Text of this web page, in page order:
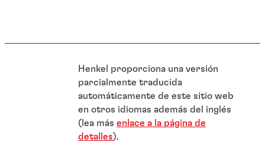
Henkel proporciona una versión
parcialmente traducida
automáticamente de este sitio web
en otros idiomas además del inglés
(lea más enlace a la página de
detalles).